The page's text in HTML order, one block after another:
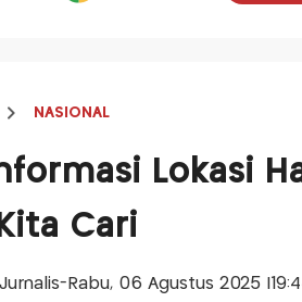
NASIONAL
Lokasi
Cari
Rabu, 06 Agustus 2025